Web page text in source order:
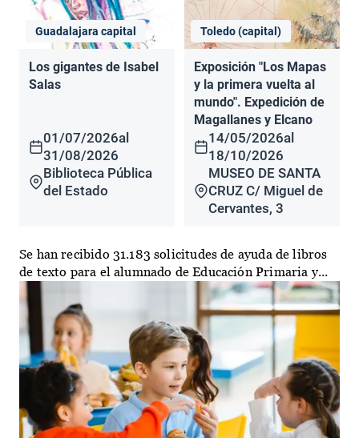
Guadalajara capital
Los gigantes de Isabel
Salas
01/07/2026al
31/08/2026
Biblioteca Pública
del Estado
Toledo (capital)
Exposición "Los Mapas
y la primera vuelta al
mundo". Expedición de
Magallanes y Elcano
14/05/2026al
18/10/2026
MUSEO DE SANTA
CRUZ C/ Miguel de
Cervantes, 3
Se han recibido 31.183 solicitudes de ayuda de libros
de texto para el alumnado de Educación Primaria y...